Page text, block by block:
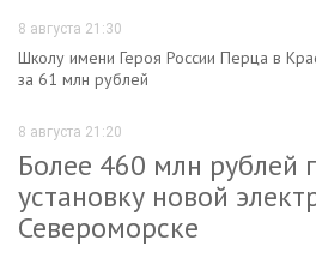
8 августа 21:30
Школу имени Героя России Перца в
за 61 млн рублей
8 августа 21:20
Более 460 млн рублей
установку новой
Североморске